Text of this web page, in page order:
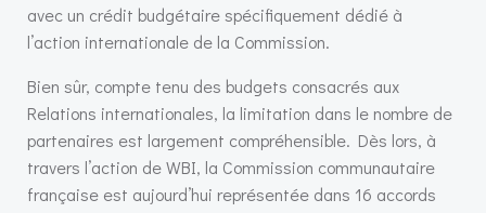
avec un crédit budgétaire spécifiquement dédié à
l’action internationale de la Commission.
Bien sûr, compte tenu des budgets consacrés aux
Relations internationales, la limitation dans le nombre de
partenaires est largement compréhensible. Dès lors, à
travers l’action de WBI, la Commission communautaire
française est aujourd’hui représentée dans 16 accords